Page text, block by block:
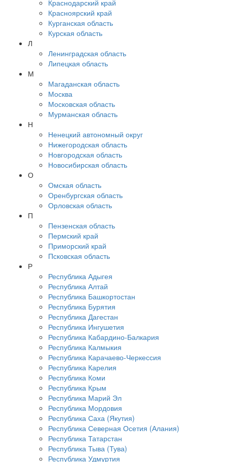
Краснодарский край
Красноярский край
Курганская область
Курская область
Л
Ленинградская область
Липецкая область
М
Магаданская область
Москва
Московская область
Мурманская область
Н
Ненецкий автономный округ
Нижегородская область
Новгородская область
Новосибирская область
О
Омская область
Оренбургская область
Орловская область
П
Пензенская область
Пермский край
Приморский край
Псковская область
Р
Республика Адыгея
Республика Алтай
Республика Башкортостан
Республика Бурятия
Республика Дагестан
Республика Ингушетия
Республика Кабардино-Балкария
Республика Калмыкия
Республика Карачаево-Черкессия
Республика Карелия
Республика Коми
Республика Крым
Республика Марий Эл
Республика Мордовия
Республика Саха (Якутия)
Республика Северная Осетия (Алания)
Республика Татарстан
Республика Тыва (Тува)
Республика Удмуртия